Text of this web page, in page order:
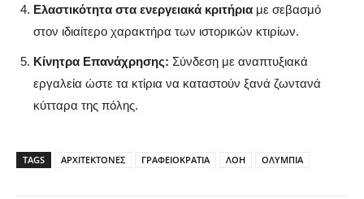
Ελαστικότητα στα ενεργειακά κριτήρια με σεβασμό
στον ιδιαίτερο χαρακτήρα των ιστορικών κτιρίων.
Κίνητρα Επανάχρησης: Σύνδεση με αναπτυξιακά
εργαλεία ώστε τα κτίρια να καταστούν ξανά ζωντανά
κύτταρα της πόλης.
TAGS ΑΡΧΙΤΕΚΤΟΝΕΣ ΓΡΑΦΕΙΟΚΡΑΤΙΑ ΛΟΗ ΟΛΥΜΠΙΑ